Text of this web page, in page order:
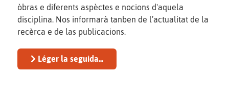
òbras e diferents aspèctes e nocions d'aquela
disciplina. Nos informarà tanben de l’actualitat de la
recèrca e de las publicacions.
Léger la seguida...